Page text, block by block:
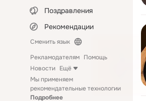
Поздравления
Рекомендации
Сменить язык
Рекламодателям Помощь
Новости Ещё
Мы применяем
рекомендательные технологии
Подробнее